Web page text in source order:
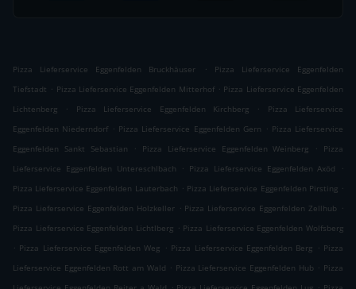
Pizza Lieferservice Eggenfelden Bruckhäuser .
Pizza Lieferservice Eggenfelden
Tiefstadt . Pizza Lieferservice Eggenfelden Mitterhof . Pizza Lieferservice Eggenfelden
Lichtenberg
. Pizza Lieferservice Eggenfelden Kirchberg .
Pizza Lieferservice
Eggenfelden Niederndorf . Pizza Lieferservice Eggenfelden Gern . Pizza Lieferservice
Eggenfelden Sankt Sebastian
. Pizza Lieferservice Eggenfelden Weinberg .
Pizza
Lieferservice Eggenfelden Untereschlbach
. Pizza Lieferservice Eggenfelden Axöd
.
Pizza Lieferservice Eggenfelden Lauterbach . Pizza Lieferservice Eggenfelden Pirsting .
Pizza Lieferservice Eggenfelden Holzkeller . Pizza Lieferservice Eggenfelden Zellhub .
Pizza Lieferservice Eggenfelden Lichtlberg . Pizza Lieferservice Eggenfelden Wolfsberg
. Pizza Lieferservice Eggenfelden Weg . Pizza Lieferservice Eggenfelden Berg . Pizza
Lieferservice Eggenfelden Rott am Wald . Pizza Lieferservice Eggenfelden Hub . Pizza
. .